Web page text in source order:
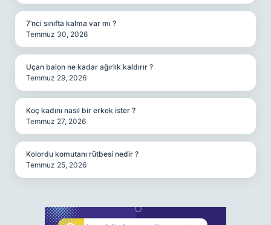
7’nci sınıfta kalma var mı ?
Temmuz 30, 2026
Uçan balon ne kadar ağırlık kaldırır ?
Temmuz 29, 2026
Koç kadını nasıl bir erkek ister ?
Temmuz 27, 2026
Kolordu komutanı rütbesi nedir ?
Temmuz 25, 2026